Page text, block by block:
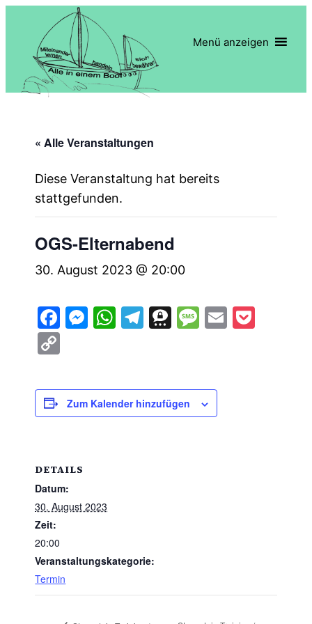
Menü anzeigen
« Alle Veranstaltungen
Diese Veranstaltung hat bereits
stattgefunden.
OGS-Elternabend
30. August 2023 @ 20:00
Facebook
Messenger
WhatsApp
Telegram
Threema
Message
Email
Zum Kalender hinzufügen
DETAILS
Datum:
30. August 2023
Zeit:
20:00
Veranstaltungskategorie:
Termin